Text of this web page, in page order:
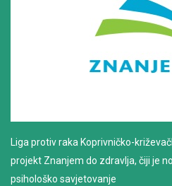
Liga protiv raka Koprivničko-
projekt Znanjem do zdravlja, čiji je
psihološko savjetovanje